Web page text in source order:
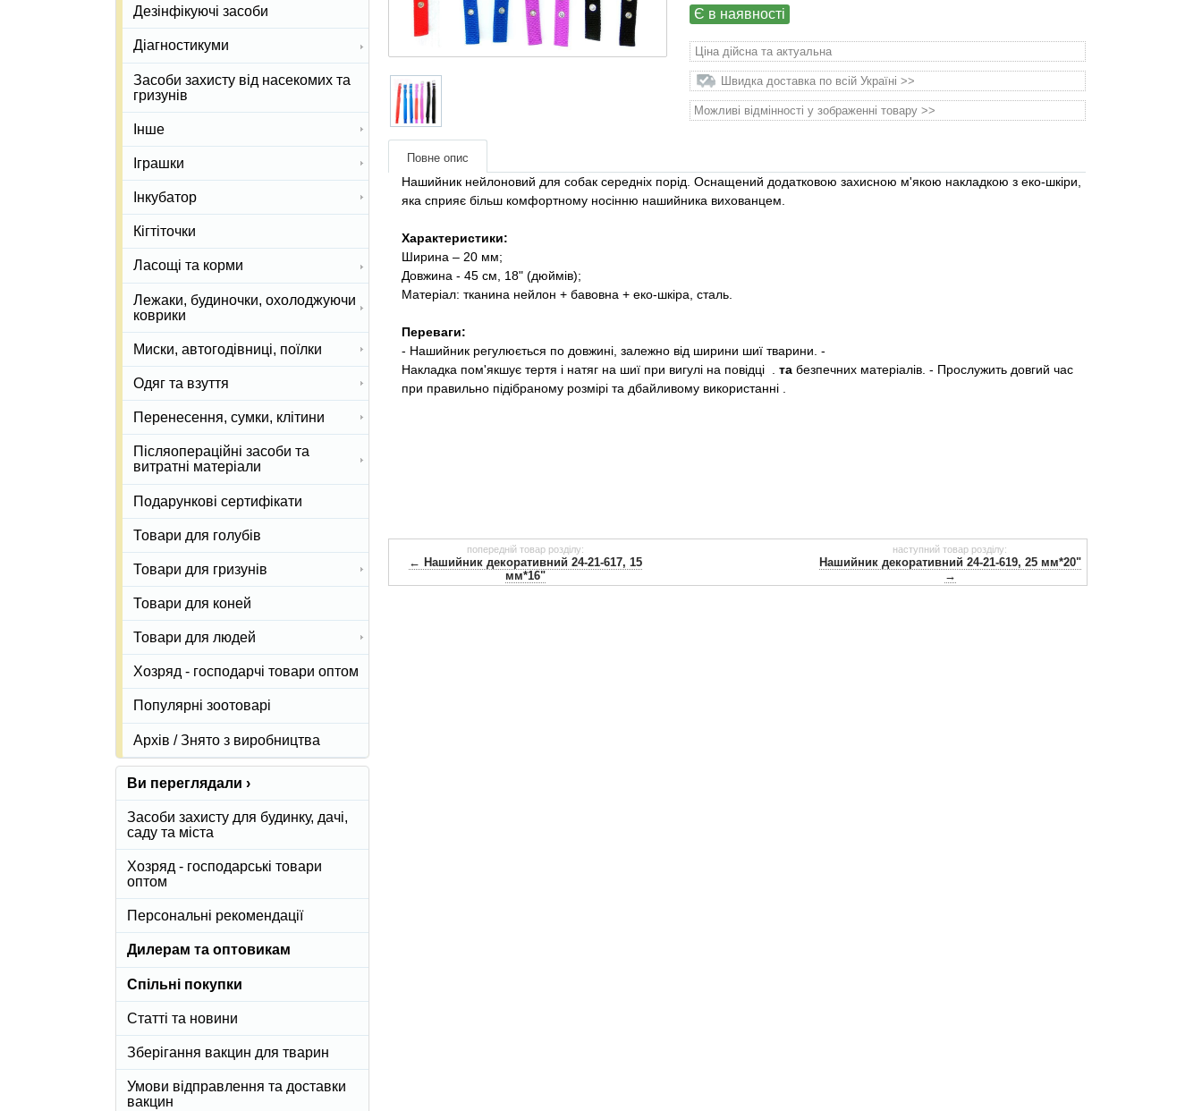
Є в наявності
Ціна дійсна та актуальна
Швидка доставка по всій Україні >>
Можливі відмінності у зображенні товару >>
Повне опис
Нашийник нейлоновий для собак середніх порід. Оснащений додатковою захисною м'якою накладкою з еко-шкіри,
яка сприяє більш комфортному носінню нашийника вихованцем.
Характеристики:
Ширина – 20 мм;
Довжина - 45 см, 18" (дюймів);
Матеріал: тканина нейлон + бавовна + еко-шкіра, сталь.
Переваги:
​​- Нашийник регулюється по довжині, залежно від ширини шиї тварини. -
Накладка пом'якшує тертя і натяг на шиї при вигулі на повідці . табезпечних матеріалів. - Прослужить довгий час
при правильно підібраному розмірі та дбайливому використанні .
попередній товар розділу:
← Нашийник декоративний 24-21-617, 15
мм*16"
наступний товар розділу:
Нашийник декоративний 24-21-619, 25 мм*20"
→
Дезінфікуючі засоби
Діагностикуми
Засоби захисту від насекомих та
гризунів
Інше
Іграшки
Інкубатор
Кігтіточки
Ласощі та корми
Лежаки, будиночки, охолоджуючи
коврики
Миски, автогодівниці, поїлки
Одяг та взуття
Перенесення, сумки, клітини
Післяопераційні засоби та
витратні матеріали
Подарункові сертифікати
Товари для голубів
Товари для гризунів
Товари для коней
Товари для людей
Хозряд - господарчі товари оптом
Популярні зоотоварі
Архів / Знято з виробництва
Ви переглядали ›
Засоби захисту для будинку, дачі,
саду та міста
Хозряд - господарські товари
оптом
Персональні рекомендації
Дилерам та оптовикам
Спільні покупки
Статті та новини
Зберігання вакцин для тварин
Умови відправлення та доставки
вакцин